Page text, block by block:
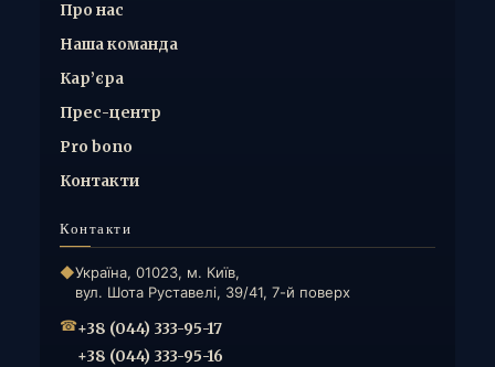
Про нас
Наша команда
Кар’єра
Прес-центр
Pro bono
Контакти
Контакти
◆Україна, 01023, м. Київ,
вул. Шота Руставелі, 39/41, 7-й поверх
☎+38 (044) 333-95-17
+38 (044) 333-95-16